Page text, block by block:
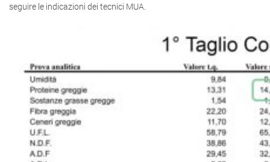
seguire le indicazioni dei tecnici MUA.